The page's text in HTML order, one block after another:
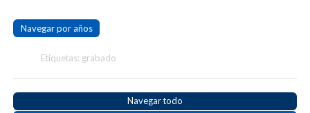
Navegar por años
Etiquetas: grabado
Navegar todo